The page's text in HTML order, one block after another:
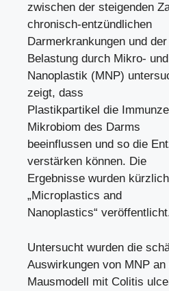
zwischen der steigenden
chronisch-entzündlichen
Darmerkrankungen und
Belastung durch Mikro- und
Nanoplastik (MNP)
zeigt, dass
Plastikpartikel die
Mikrobiom des Darms
beeinflussen und so die
verstärken können. Die
Ergebnisse wurden
„Microplastics and
Nanoplastics“
Untersucht wurden die
Auswirkungen von MNP an
Mausmodell mit Colitis